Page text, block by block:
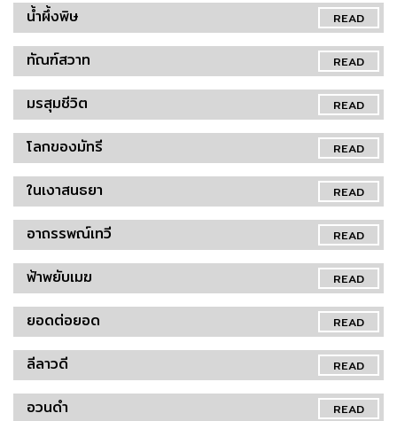
READ
น้ำผึ้งพิษ
READ
ทัณฑ์สวาท
READ
มรสุมชีวิต
READ
โลกของมัทรี
READ
ในเงาสนธยา
READ
อาถรรพณ์เทวี
READ
ฟ้าพยับเมฆ
READ
ยอดต่อยอด
READ
ลีลาวดี
READ
อวนดำ